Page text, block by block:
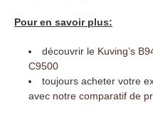
Pour en savoir plus:
découvrir le Kuving’s
C9500
toujours acheter votre
avec notre comparatif de